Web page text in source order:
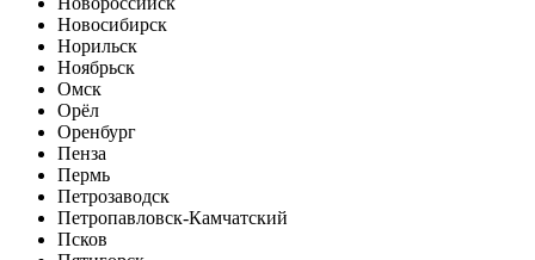
Новосибирск
Норильск
Ноябрьск
Омск
Орёл
Оренбург
Пенза
Пермь
Петрозаводск
Петропавловск-Камчатский
Псков